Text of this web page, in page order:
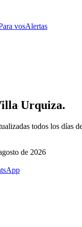
vosAlertas
Urquiza.
todos los días
de 2026